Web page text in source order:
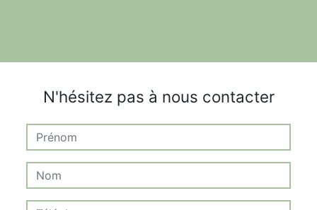
N'hésitez pas à nous contacter